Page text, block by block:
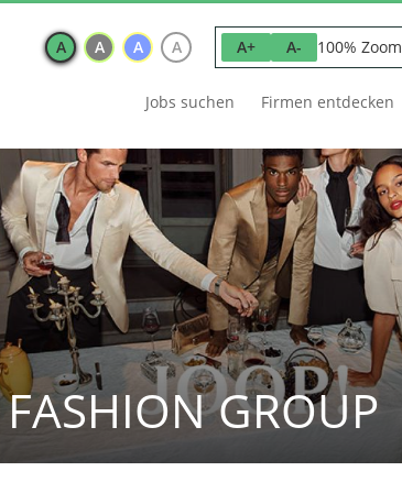
A A A A A+ A- 100% Zoom
Jobs suchen Firmen entdecken
GROUP